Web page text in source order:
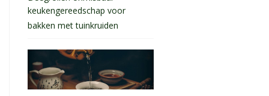
keukengereedschap voor
bakken met tuinkruiden